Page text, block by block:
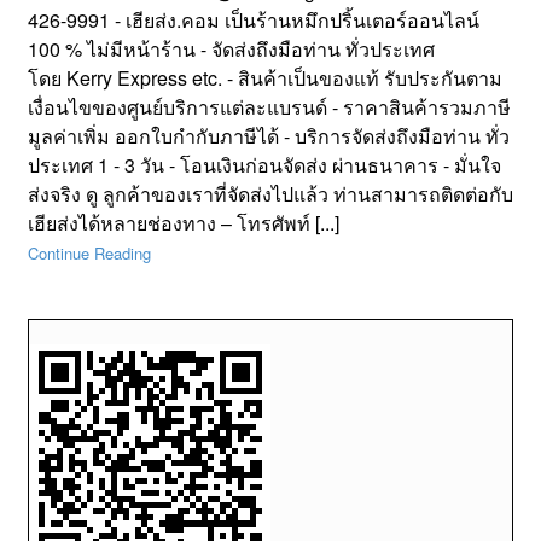
426-9991 - เฮียส่ง.คอม เป็นร้านหมึกปริ้นเตอร์ออนไลน์
100 % ไม่มีหน้าร้าน - จัดส่งถึงมือท่าน ทั่วประเทศ
โดย Kerry Express etc. - สินค้าเป็นของแท้ รับประกันตาม
เงื่อนไขของศูนย์บริการแต่ละแบรนด์ - ราคาสินค้ารวมภาษี
มูลค่าเพิ่ม ออกใบกำกับภาษีได้ - บริการจัดส่งถึงมือท่าน ทั่ว
ประเทศ 1 - 3 วัน - โอนเงินก่อนจัดส่ง ผ่านธนาคาร - มั่นใจ
ส่งจริง ดู ลูกค้าของเราที่จัดส่งไปแล้ว ท่านสามารถติดต่อกับ
เฮียส่งได้หลายช่องทาง – โทรศัพท์ [...]
Continue Reading